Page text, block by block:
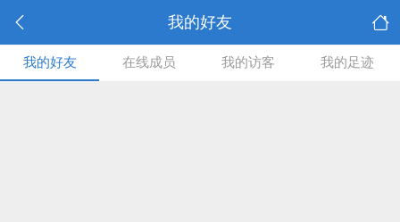
我的好友
我的好友 在线成员 我的访客 我的足迹